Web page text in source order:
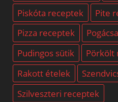
Piskóta receptek
Pite
Pizza receptek
Pudingos sütik
Pörkölt
Rakott ételek
Szilveszteri receptek